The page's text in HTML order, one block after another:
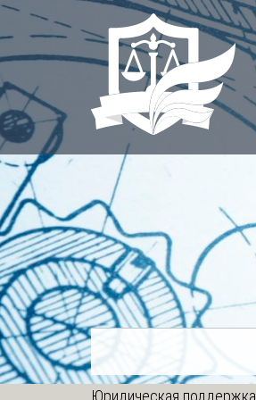
Skip
to
content
Юридическая поддержка